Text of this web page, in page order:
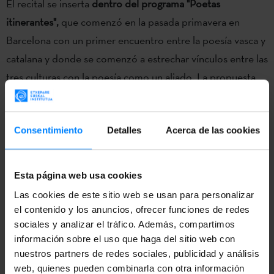
Consentimiento Detalles Acerca de las cookies
Esta página web usa cookies
Las cookies de este sitio web se usan para personalizar
el contenido y los anuncios, ofrecer funciones de redes
sociales y analizar el tráfico. Además, compartimos
información sobre el uso que haga del sitio web con
nuestros partners de redes sociales, publicidad y análisis
web, quienes pueden combinarla con otra información
El recital se inserta dentro del programa "Poetas
itinerantes", que comenzó en la pasada primavera en
Barcelona con un primer encuentro entre la poesía vasca y
catalana y donde se comenzó a estrechar vínculos entre las
tres culturas con la poesía como un aliado. La propuesta
continuará en los próximos meses Euskadi. Por otra parte,
se ha publicado un libro con una selección de cinco
poemas de cada poeta traducido en dos idiomas.
continuidad el pasado jueves 16 de junio en el Consejo de
la Cultura Gallega,Santiago de Compostela , creando un
diálogo entre la lengua vasca y la gallega. Los protagonistas
de este punto de encuentro entre ambas lenguas fueron
los poetas Leire Bilbao, Miren Agur Meabe, Felipe Juaristi
(que no pudo acudir al evento pero estuvo presente en